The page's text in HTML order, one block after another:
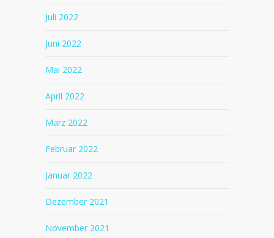
Juli 2022
Juni 2022
Mai 2022
April 2022
März 2022
Februar 2022
Januar 2022
Dezember 2021
November 2021